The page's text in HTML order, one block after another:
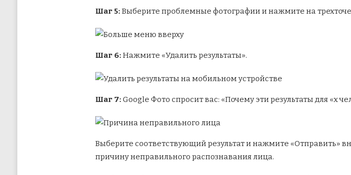
Шаг 5: Выберите проблемные фотографии и нажмите на
Шаг 6: Нажмите «Удалить результаты».
Шаг 7: Google Фото спросит вас: «Почему эти результаты для «x
Выберите соответствующий результат и нажмите «Отправить»
причину неправильного распознавания лица.